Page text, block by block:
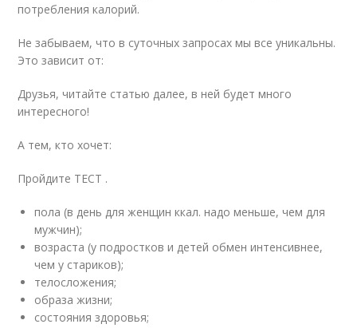
потребления калорий.
Не забываем, что в суточных запросах мы все уникальны.
Это зависит от:
Друзья, читайте статью далее, в ней будет много
интересного!
А тем, кто хочет:
Пройдите ТЕСТ .
пола (в день для женщин ккал. надо меньше, чем для
мужчин);
возраста (у подростков и детей обмен интенсивнее,
чем у стариков);
телосложения;
образа жизни;
состояния здоровья;